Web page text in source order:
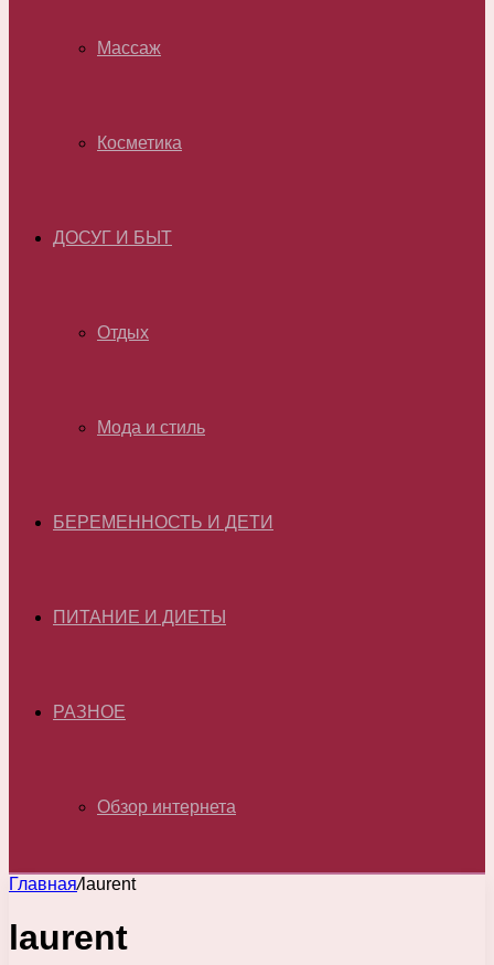
Массаж
Косметика
ДОСУГ И БЫТ
Отдых
Мода и стиль
БЕРЕМЕННОСТЬ И ДЕТИ
ПИТАНИЕ И ДИЕТЫ
РАЗНОЕ
Обзор интернета
Главная/laurent
laurent